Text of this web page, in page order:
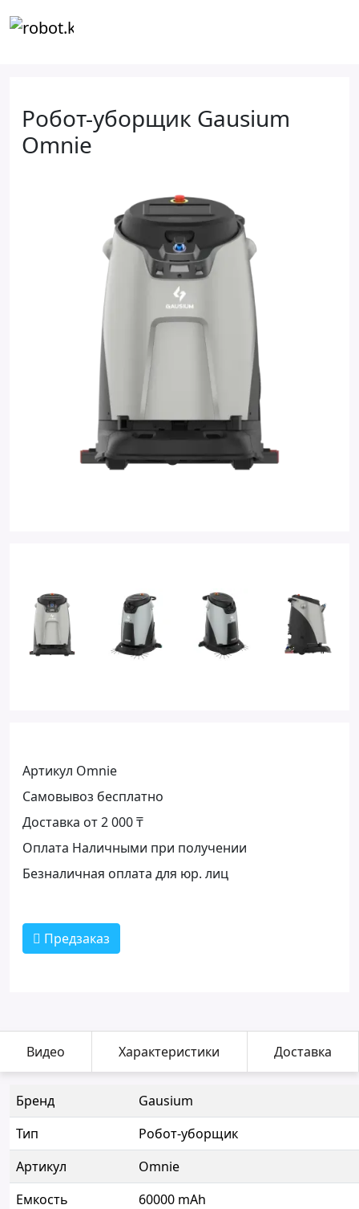
Робот-уборщик Gausium
Omnie
Артикул Omnie
Самовывоз бесплатно
Доставка от 2 000 ₸
Оплата Наличными при получении
Безналичная оплата для юр. лиц
Предзаказ
Видео Характеристики Доставка
Бренд
Gausium
Тип
Робот-уборщик
Артикул
Omnie
Емкость
60000 mAh